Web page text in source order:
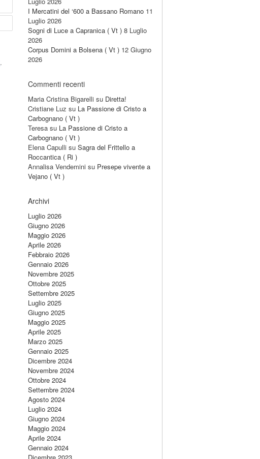
.
I Mercatini del ‘600 a Bassano Romano 11
Luglio 2026
Sogni di Luce a Capranica ( Vt ) 8 Luglio
2026
Corpus Domini a Bolsena ( Vt ) 12 Giugno
2026
Commenti recenti
Maria Cristina Bigarelli su Diretta!
Cristiane Luz su La Passione di Cristo a
Carbognano ( Vt )
Teresa su La Passione di Cristo a
Carbognano ( Vt )
Elena Capulli suSagra del Frittello a
Roccantica ( Ri )
Annalisa Vendemini su Presepe vivente a
Vejano ( Vt )
Archivi
Luglio 2026
Giugno 2026
Maggio 2026
Aprile 2026
Febbraio 2026
Gennaio 2026
Novembre 2025
Ottobre 2025
Settembre 2025
Luglio 2025
Giugno 2025
Maggio 2025
Aprile 2025
Marzo 2025
Gennaio 2025
Dicembre 2024
Novembre 2024
Ottobre 2024
Settembre 2024
Agosto 2024
Luglio 2024
Giugno 2024
Maggio 2024
Aprile 2024
Gennaio 2024